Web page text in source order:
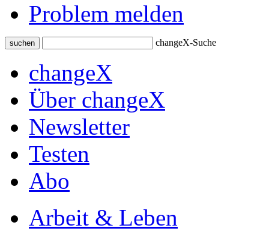
Problem melden
suchen changeX-Suche
changeX
Über changeX
Newsletter
Testen
Abo
Arbeit & Leben